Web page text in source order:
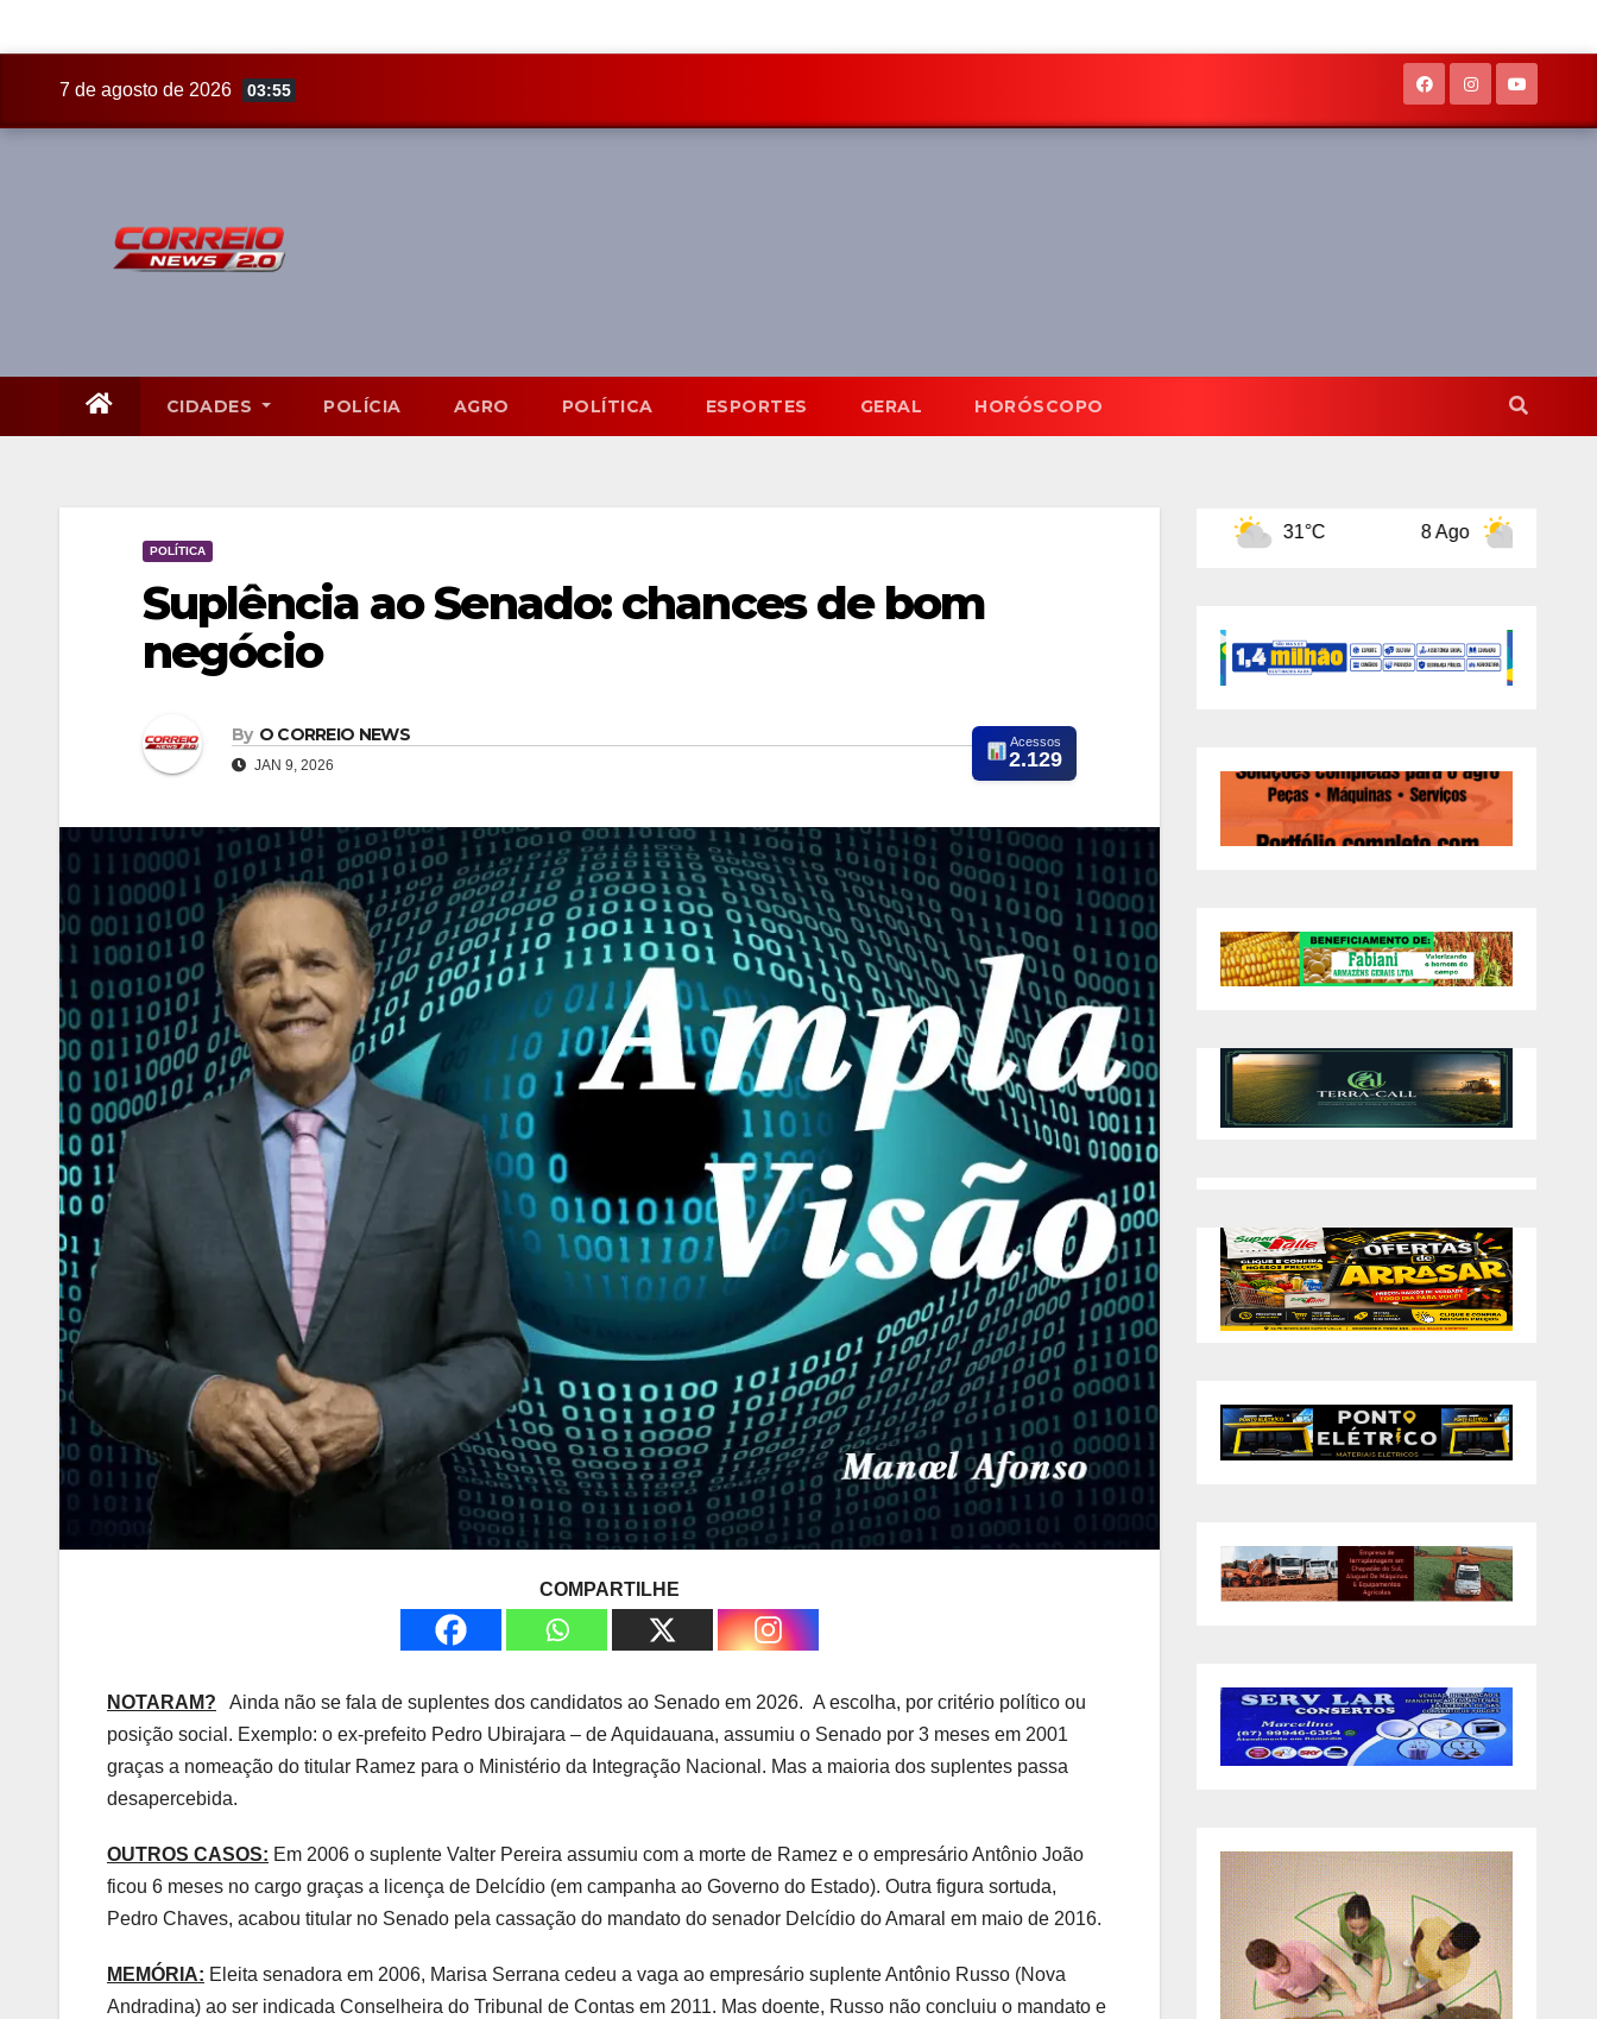
7 de agosto de 2026 03:55
CIDADES POLÍCIA AGRO POLÍTICA ESPORTES GERAL HORÓSCOPO
POLÍTICA
Suplência ao Senado: chances de bom
negócio
By O CORREIO NEWS
JAN 9, 2026
Acessos
2.129
COMPARTILHE
NOTARAM? Ainda não se fala de suplentes dos candidatos ao Senado em 2026. A escolha, por critério político ou
posição social. Exemplo: o ex-prefeito Pedro Ubirajara – de Aquidauana, assumiu o Senado por 3 meses em 2001
graças a nomeação do titular Ramez para o Ministério da Integração Nacional. Mas a maioria dos suplentes passa
desapercebida.
OUTROS CASOS: Em 2006 o suplente Valter Pereira assumiu com a morte de Ramez e o empresário Antônio João
ficou 6 meses no cargo graças a licença de Delcídio (em campanha ao Governo do Estado). Outra figura sortuda,
Pedro Chaves, acabou titular no Senado pela cassação do mandato do senador Delcídio do Amaral em maio de 2016.
MEMÓRIA: Eleita senadora em 2006, Marisa Serrana cedeu a vaga ao empresário suplente Antônio Russo (Nova
Andradina) ao ser indicada Conselheira do Tribunal de Contas em 2011. Mas doente, Russo não concluiu o mandato e
8 Ago 31°C